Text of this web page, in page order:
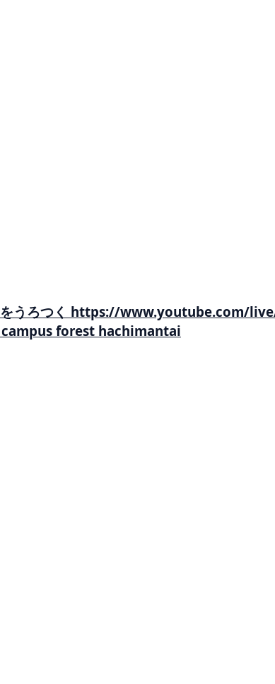
をうろつく https://www.youtube.com/
campus forest hachimantai